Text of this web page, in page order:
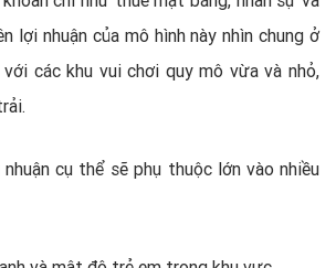
lợi nhuận của mô hình này nhìn chung ở
các khu vui chơi quy mô vừa và nhỏ,
cụ thể sẽ phụ thuộc lớn vào nhiều